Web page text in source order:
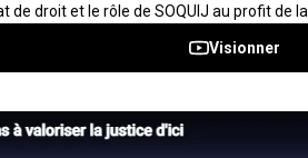
fils RSS
Nous joindre